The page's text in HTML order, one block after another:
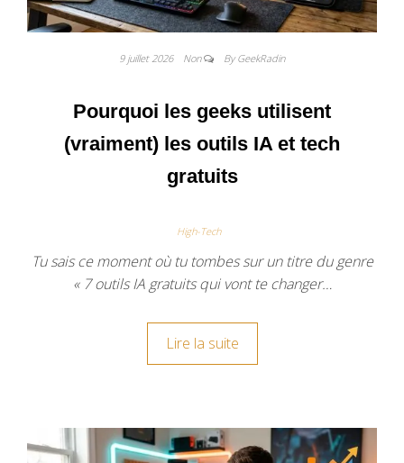
9 juillet 2026 Non By GeekRadin
Pourquoi les geeks utilisent
(vraiment) les outils IA et tech
gratuits
High-Tech
Tu sais ce moment où tu tombes sur un titre du genre
« 7 outils IA gratuits qui vont te changer…
Lire la suite